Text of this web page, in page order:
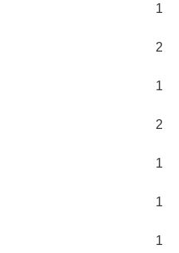
1
2
1
2
1
1
1